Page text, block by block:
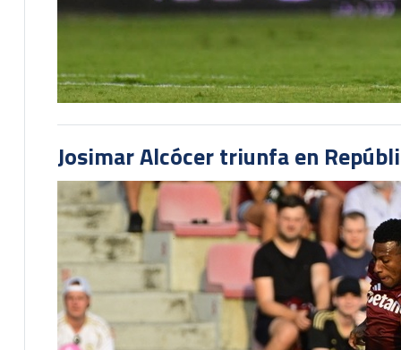
Josimar Alcócer triunfa en